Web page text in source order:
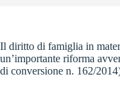
Il diritto di famiglia in
un’importante riforma
di conversione n. 162/